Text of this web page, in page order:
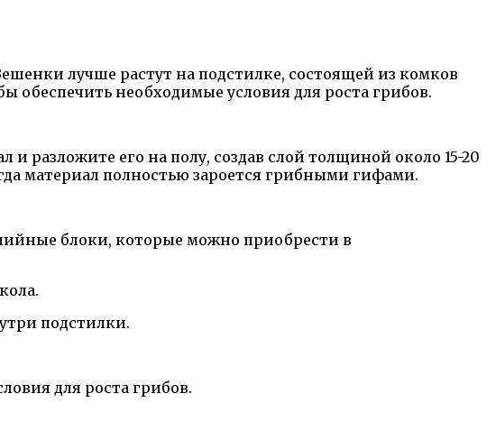
лучше растут на подстилке, состоящей из комков
необходимые условия для роста грибов.
разложите его на полу, создав слой толщиной около 15-20
материал полностью зароется грибными гифами.
блоки, которые можно приобрести в
подстилки.
для роста грибов.